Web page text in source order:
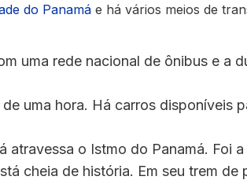
do Panamáe há vários meios de
uma rede nacional de ônibus e a
uma hora. Há carros disponíveis
atravessa o Istmo do Panamá. Foi
cheia de história. Em seu trem de